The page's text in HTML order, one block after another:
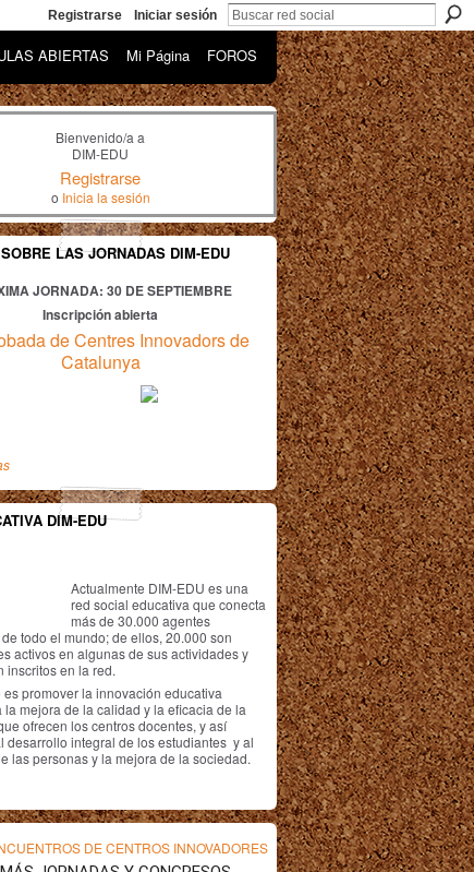
Registrarse Iniciar sesión
ABIERTAS Mi Página FOROS
Bienvenido/a a
DIM-EDU
Registrarse
o Inicia la sesión
LAS JORNADAS DIM-EDU
JORNADA: 30 DE SEPTIEMBRE
Inscripción abierta
de Centres Innovadors de
Catalunya
DIM-EDU
Actualmente DIM-EDU es una
red social educativa que conecta
más de 30.000 agentes
todo el mundo; de ellos, 20.000 son
activos en algunas de sus actividades y
inscritos en la red.
es promover la innovación educativa
la mejora de la calidad y la eficacia de la
ofrecen los centros docentes, y así
desarrollo integral de los estudiantes y al
las personas y la mejora de la sociedad.
DE CENTROS INNOVADORES